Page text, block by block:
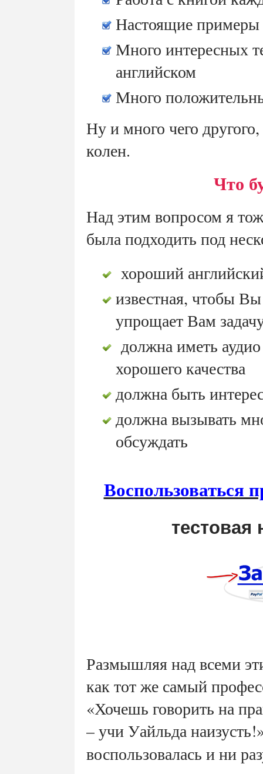
Настоящие примеры
Много интересных
английском
Много
Ну и много чего
колен.
Что
Над этим вопросом я
была подходить под
хороший
известная, чтобы
упрощает Вам
должна иметь
хорошего качества
должна быть
должна вызывать
обсуждать
Воспользоваться
Размышляя над всеми
как тот же самый
«Хочешь говорить на
– учи Уайльда
воспользовалась и ни